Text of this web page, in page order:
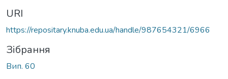
URI
https://repositary.knuba.edu.ua/handle/987654321/6966
Зібрання
Вип. 60